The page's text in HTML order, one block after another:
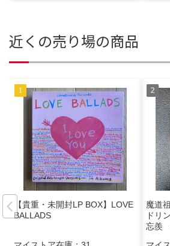
近くの売り場の商品
【貴重・未開封LP BOX】LOVE
BALLADS
魔道
ドリ
忘羨